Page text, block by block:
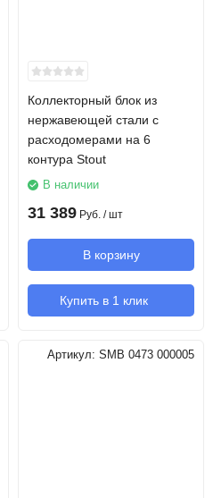
Коллекторный блок из
нержавеющей стали с
расходомерами на 6
контура Stout
В наличии
31 389 Руб. / шт
В корзину
Купить в 1 клик
Артикул: SMB 0473 000005